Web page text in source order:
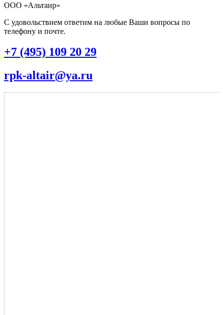
ООО «Альтаир»
С удовольствием ответим на любые Ваши вопросы по
телефону и почте.
+7 (495) 109 20 29
rpk-altair@ya.ru